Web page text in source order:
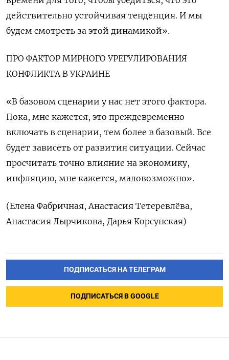
действительно устойчивая тенденция. И мы
будем смотреть за этой динамикой».
ПРО ФАКТОР МИРНОГО УРЕГУЛИРОВАНИЯ
КОНФЛИКТА В УКРАИНЕ
«В базовом сценарии у нас нет этого фактора.
Пока, мне кажется, это преждевременно
включать в сценарии, тем более в базовый. Все
будет зависеть от развития ситуации. Сейчас
просчитать точно влияние на экономику,
инфляцию, мне кажется, маловозможно».
(Елена Фабричная, Анастасия Тетеревлёва,
Анастасия Лырчикова, Дарья Корсунская)
ПОДПИСАТЬСЯ НА ТЕЛЕГРАМ
ПОДПИСАТЬСЯ В GOOGLE